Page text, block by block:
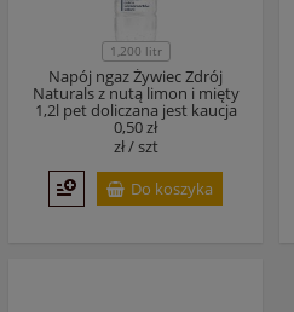
1,200 litr
Napój ngaz Żywiec Zdrój
Naturals z nutą limon i mięty
1,2l pet doliczana jest kaucja
0,50 zł
zł /szt
Do koszyka